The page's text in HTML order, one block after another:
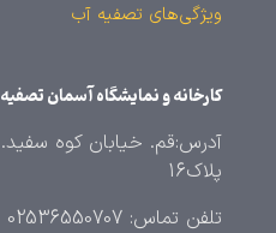
ویژگی‌های تصفیه آب
کارخانه و نمایشگاه آسمان تصفیه
پلاک16
تلفن تماس: 02536550707 - 02536550808